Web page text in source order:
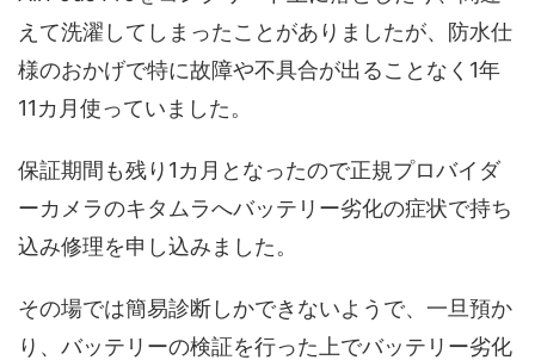
えて洗濯してしまったことがありましたが、防水仕
様のおかげで特に故障や不具合が出ることなく1年
11カ月使っていました。
保証期間も残り1カ月となったので正規プロバイダ
ーカメラのキタムラへバッテリー劣化の症状で持ち
込み修理を申し込みました。
その場では簡易診断しかできないようで、一旦預か
り、バッテリーの検証を行った上でバッテリー劣化